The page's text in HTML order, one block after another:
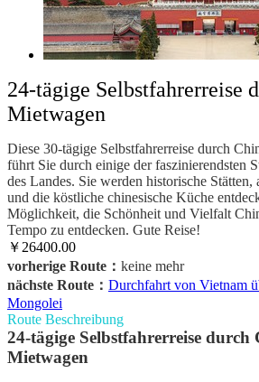
24-tägige Selbstfahrerreise
Mietwagen
Diese 30-tägige Selbstfahrerreise durch
führt Sie durch einige der faszinierendsten
des Landes. Sie werden historische Stätten,
und die köstliche chinesische Küche
Möglichkeit, die Schönheit und Vielfalt
Tempo zu entdecken. Gute Reise!
￥26400.00
vorherige Route： keine mehr
nächste Route： Durchfahrt von Vietnam
Mongolei
Route Beschreibung
24-tägige Selbstfahrerreise durch
Mietwagen